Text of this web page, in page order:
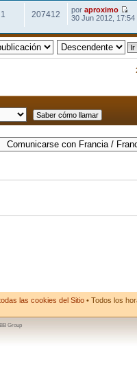
1 207412 poraproximo
30 Jun 2012, 17:54
las cookies del Sitio • Todos los
Group